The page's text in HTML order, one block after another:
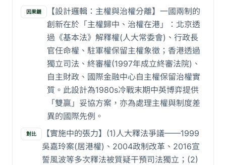
因果鏈
【設計邏輯：主權與治權分離】一國兩制的
創新在於「主權歸中、治權在港」：北京透
過《基本法》解釋權(人大常委會)、行政長
官任命權、駐軍權保留主權象徵；香港透過
獨立司法、終審權(1997年成立終審法院)、
自主財政、國際金融中心自主權保留治權實
質。此設計為1980s冷戰末期中英博弈提供
「雙贏」妥協方案，亦為處理主權與制度差
異的國際先例。
對比
【實施中的張力】(1)人大釋法爭議——1999
吳嘉玲案(居港權)、2004政制改革、2016宣
誓風波等多次釋法被質疑干預司法獨立；(2)